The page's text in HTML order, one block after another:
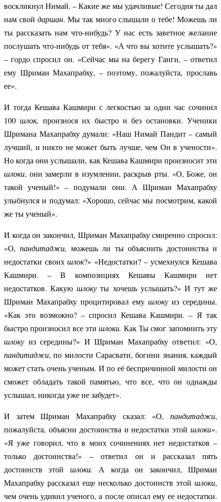
воскликнул Нимай. – Какие же мы удачливые! Сегодня ты дал
нам свой даршан. Мы так много слышали о тебе! Можешь ли
ты рассказать нам что-нибудь? У нас есть заветное желание
послушать что-нибудь от тебя». «А что вы хотите услышать?»
– гордо спросил он. «Сейчас мы на берегу Ганги, – ответил
ему Шриман Махапрабху, – поэтому, пожалуйста, прославь
ее».
И тогда Кешава Кашмири с легкостью за один час сочинил
100шлок, произнося их быстро и без остановки. Ученики
Шримана Махапрабху думали: «Наш Нимай Пандит – самый
лучший, и никто не может быть лучше, чем Он в учености».
Но когда они услышали, как Кешава Кашмири произносит эти
шлоки, они замерли в изумлении, раскрыв рты. «О, Боже, он
такой ученый!» – подумали они. А Шриман Махапрабху
улыбнулся и подумал: «Хорошо, сейчас мы посмотрим, какой
же ты ученый».
И когда он закончил, Шриман Махапрабху смиренно спросил:
«О,пандитаджи, можешь ли ты объяснить достоинства и
недостатки своихшлок?» «Недостатки? – усмехнулся Кешава
Кашмири. – В композициях Кешавы Кашмири нет
недостатков. Какуюшлоку ты хочешь услышать?» И тут же
Шриман Махапрабху процитировал ему шлоку из середины.
«Как это возможно? – спросил Кешава Кашмири. – Я так
быстро произносил все этишлоки. Как Ты смог запомнить эту
шлоку из середины?» И Шриман Махапрабху ответил: «О,
пандитаджи, по милости Сарасвати, богини знания, каждый
может стать очень ученым. И по её беспричинной милости он
сможет обладать такой памятью, что все, что он однажды
услышал, никогда уже не забудет».
И затем Шриман Махапрабху сказал: «О, пандитаджи,
пожалуйста, объясни достоинства и недостатки этой шлоки».
«Я уже говорил, что в моих сочинениях нет недостатков –
только достоинства!» – ответил он и рассказал пять
достоинств этой шлоки. А когда он закончил, Шриман
Махапрабху рассказал еще несколько достоинств этой шлоки,
чем очень удивил ученого, а после описал ему ее недостатки.